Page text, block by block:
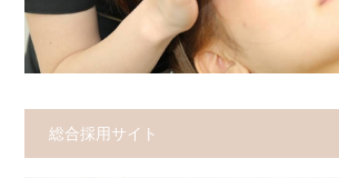
総合採用サイト